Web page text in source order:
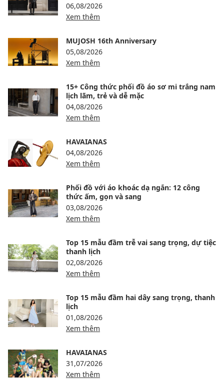
06,08/2026
Xem thêm
MUJOSH 16th Anniversary
05,08/2026
Xem thêm
15+ Công thức phối đồ áo sơ mi trắng nam
lịch lãm, trẻ và dễ mặc
04,08/2026
Xem thêm
HAVAIANAS
04,08/2026
Xem thêm
Phối đồ với áo khoác dạ ngắn: 12 công
thức ấm, gọn và sang
03,08/2026
Xem thêm
Top 15 mẫu đầm trễ vai sang trọng, dự tiệc
thanh lịch
02,08/2026
Xem thêm
Top 15 mẫu đầm hai dây sang trọng, thanh
lịch
01,08/2026
Xem thêm
HAVAIANAS
31,07/2026
Xem thêm